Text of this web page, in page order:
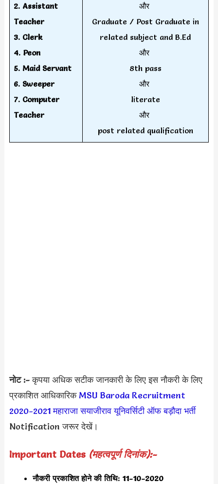
2. Assistant
Teacher
3. Clerk
4. Peon
5. Maid Servant
6. Sweeper
7. Computer
Teacher
और
Graduate / Post Graduate in
related subject and B.Ed
और
8th pass
और
literate
और
post related qualification
नोट :-कृपया अधिक सटीक जानकारी के लिए इस नौकरी के लिए
प्रकाशित आधिकारिक MSU Baroda Recruitment
2020-2021 महाराजा सयाजीराव यूनिवर्सिटी ऑफ बड़ौदा भर्ती
Notification जरूर देखें।
Important Dates (महत्वपूर्ण दिनांक):-
नौकरी प्रकाशित होने की तिथि: 11-10-2020